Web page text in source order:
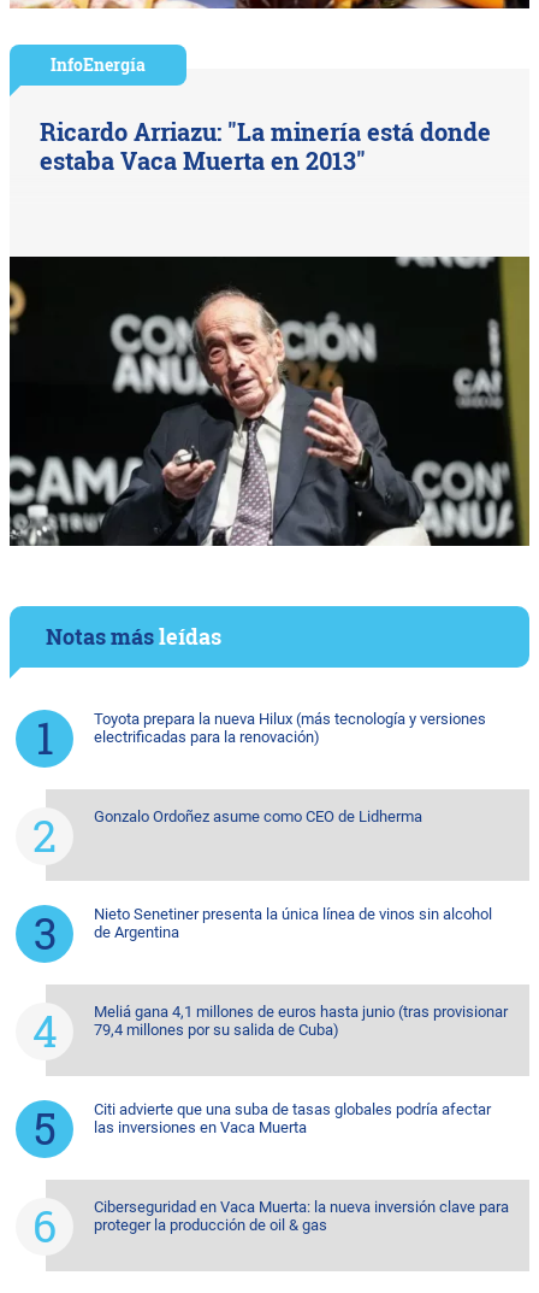
InfoEnergía
Ricardo Arriazu: "La minería está donde
estaba Vaca Muerta en 2013"
Notas másleídas
Toyota prepara la nueva Hilux (más tecnología y versiones
electrificadas para la renovación)
Gonzalo Ordoñez asume como CEO de Lidherma
Nieto Senetiner presenta la única línea de vinos sin alcohol
de Argentina
Meliá gana 4,1 millones de euros hasta junio (tras provisionar
79,4 millones por su salida de Cuba)
Citi advierte que una suba de tasas globales podría afectar
las inversiones en Vaca Muerta
Ciberseguridad en Vaca Muerta: la nueva inversión clave para
proteger la producción de oil & gas